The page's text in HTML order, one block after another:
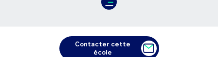
Contacter cette
école